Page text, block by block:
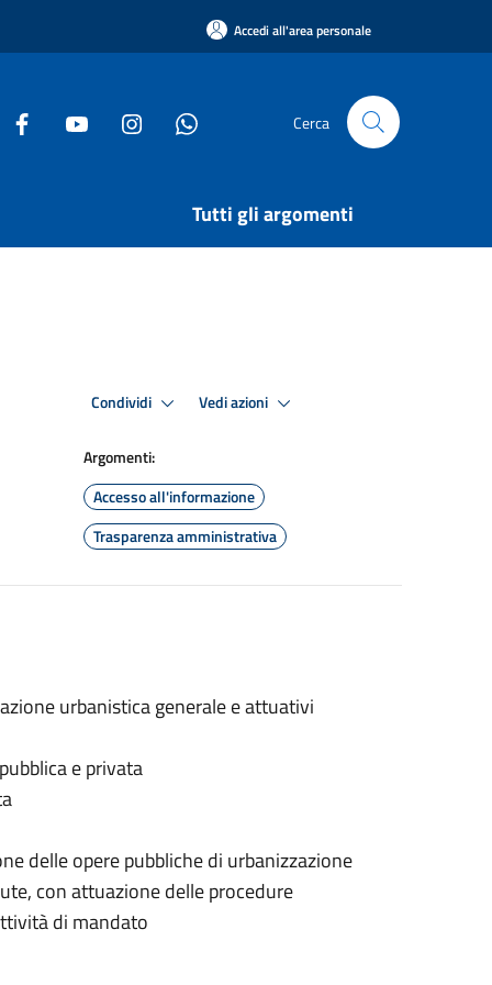
Accedi all'area personale
Cerca
Tutti gli argomenti
Condividi Vedi azioni
Argomenti:
Accesso all'informazione
Trasparenza amministrativa
urbanistica generale e attuativi
e privata
delle opere pubbliche di urbanizzazione
con attuazione delle procedure
di mandato